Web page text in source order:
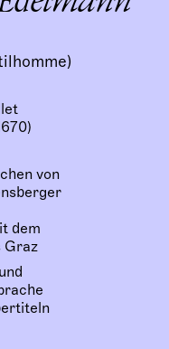
von
dem
Graz